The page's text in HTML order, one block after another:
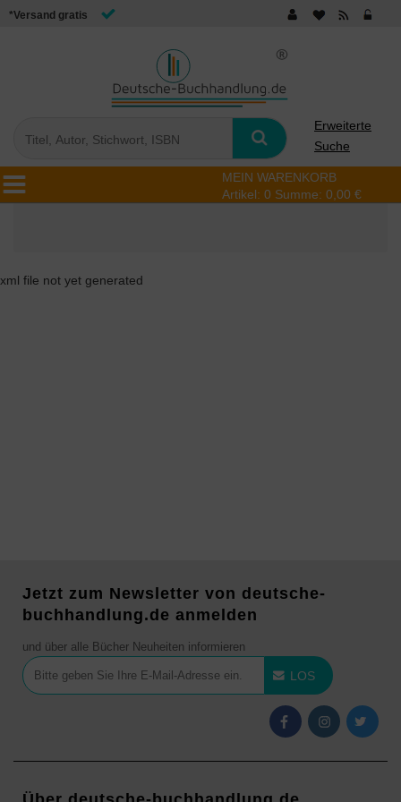
*Versand gratis
Erweiterte
Suche
MEIN WARENKORB
Artikel: 0 Summe: 0,00 €
xml file not yet generated
Jetzt zum Newsletter von deutsche-
buchhandlung.de anmelden
und über alle Bücher Neuheiten informieren
LOS